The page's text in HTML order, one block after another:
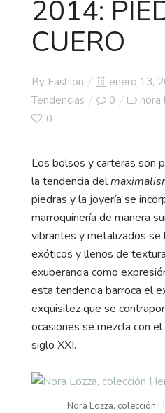
2014:
CUERO
By Fashion
Posted
on
enero 13,
Tendencias
0 nora
0
Los bolsos y carteras son
la tendencia del
piedras y la joyería se
marroquinería de manera
vibrantes y metalizados se
exóticos y llenos de
exuberancia como
esta tendencia barroca el
exquisitez que se
ocasiones se mezcla con
siglo XXI.
Nora Lozza, colección